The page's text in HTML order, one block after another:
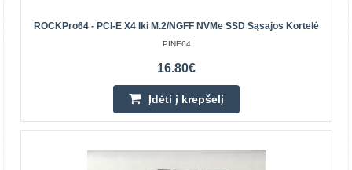
Įdėti į krepšelį
Pridėti prie pageidavimų sąrašo
ROCKPro64 - PCI-E X4 Iki M.2/NGFF NVMe SSD Sąsajos Kortelė
PINE64
16.80€
Įdėti į krepšelį